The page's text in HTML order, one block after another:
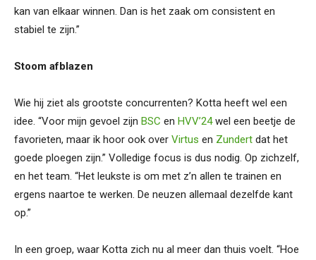
kan van elkaar winnen. Dan is het zaak om consistent en
stabiel te zijn.”
Stoom afblazen
Wie hij ziet als grootste concurrenten? Kotta heeft wel een
idee. “Voor mijn gevoel zijn BSC en HVV’24wel een beetje de
favorieten, maar ik hoor ook over Virtus en Zundert dat het
goede ploegen zijn.” Volledige focus is dus nodig. Op zichzelf,
en het team. “Het leukste is om met z’n allen te trainen en
ergens naartoe te werken. De neuzen allemaal dezelfde kant
op.”
In een groep, waar Kotta zich nu al meer dan thuis voelt. “Hoe